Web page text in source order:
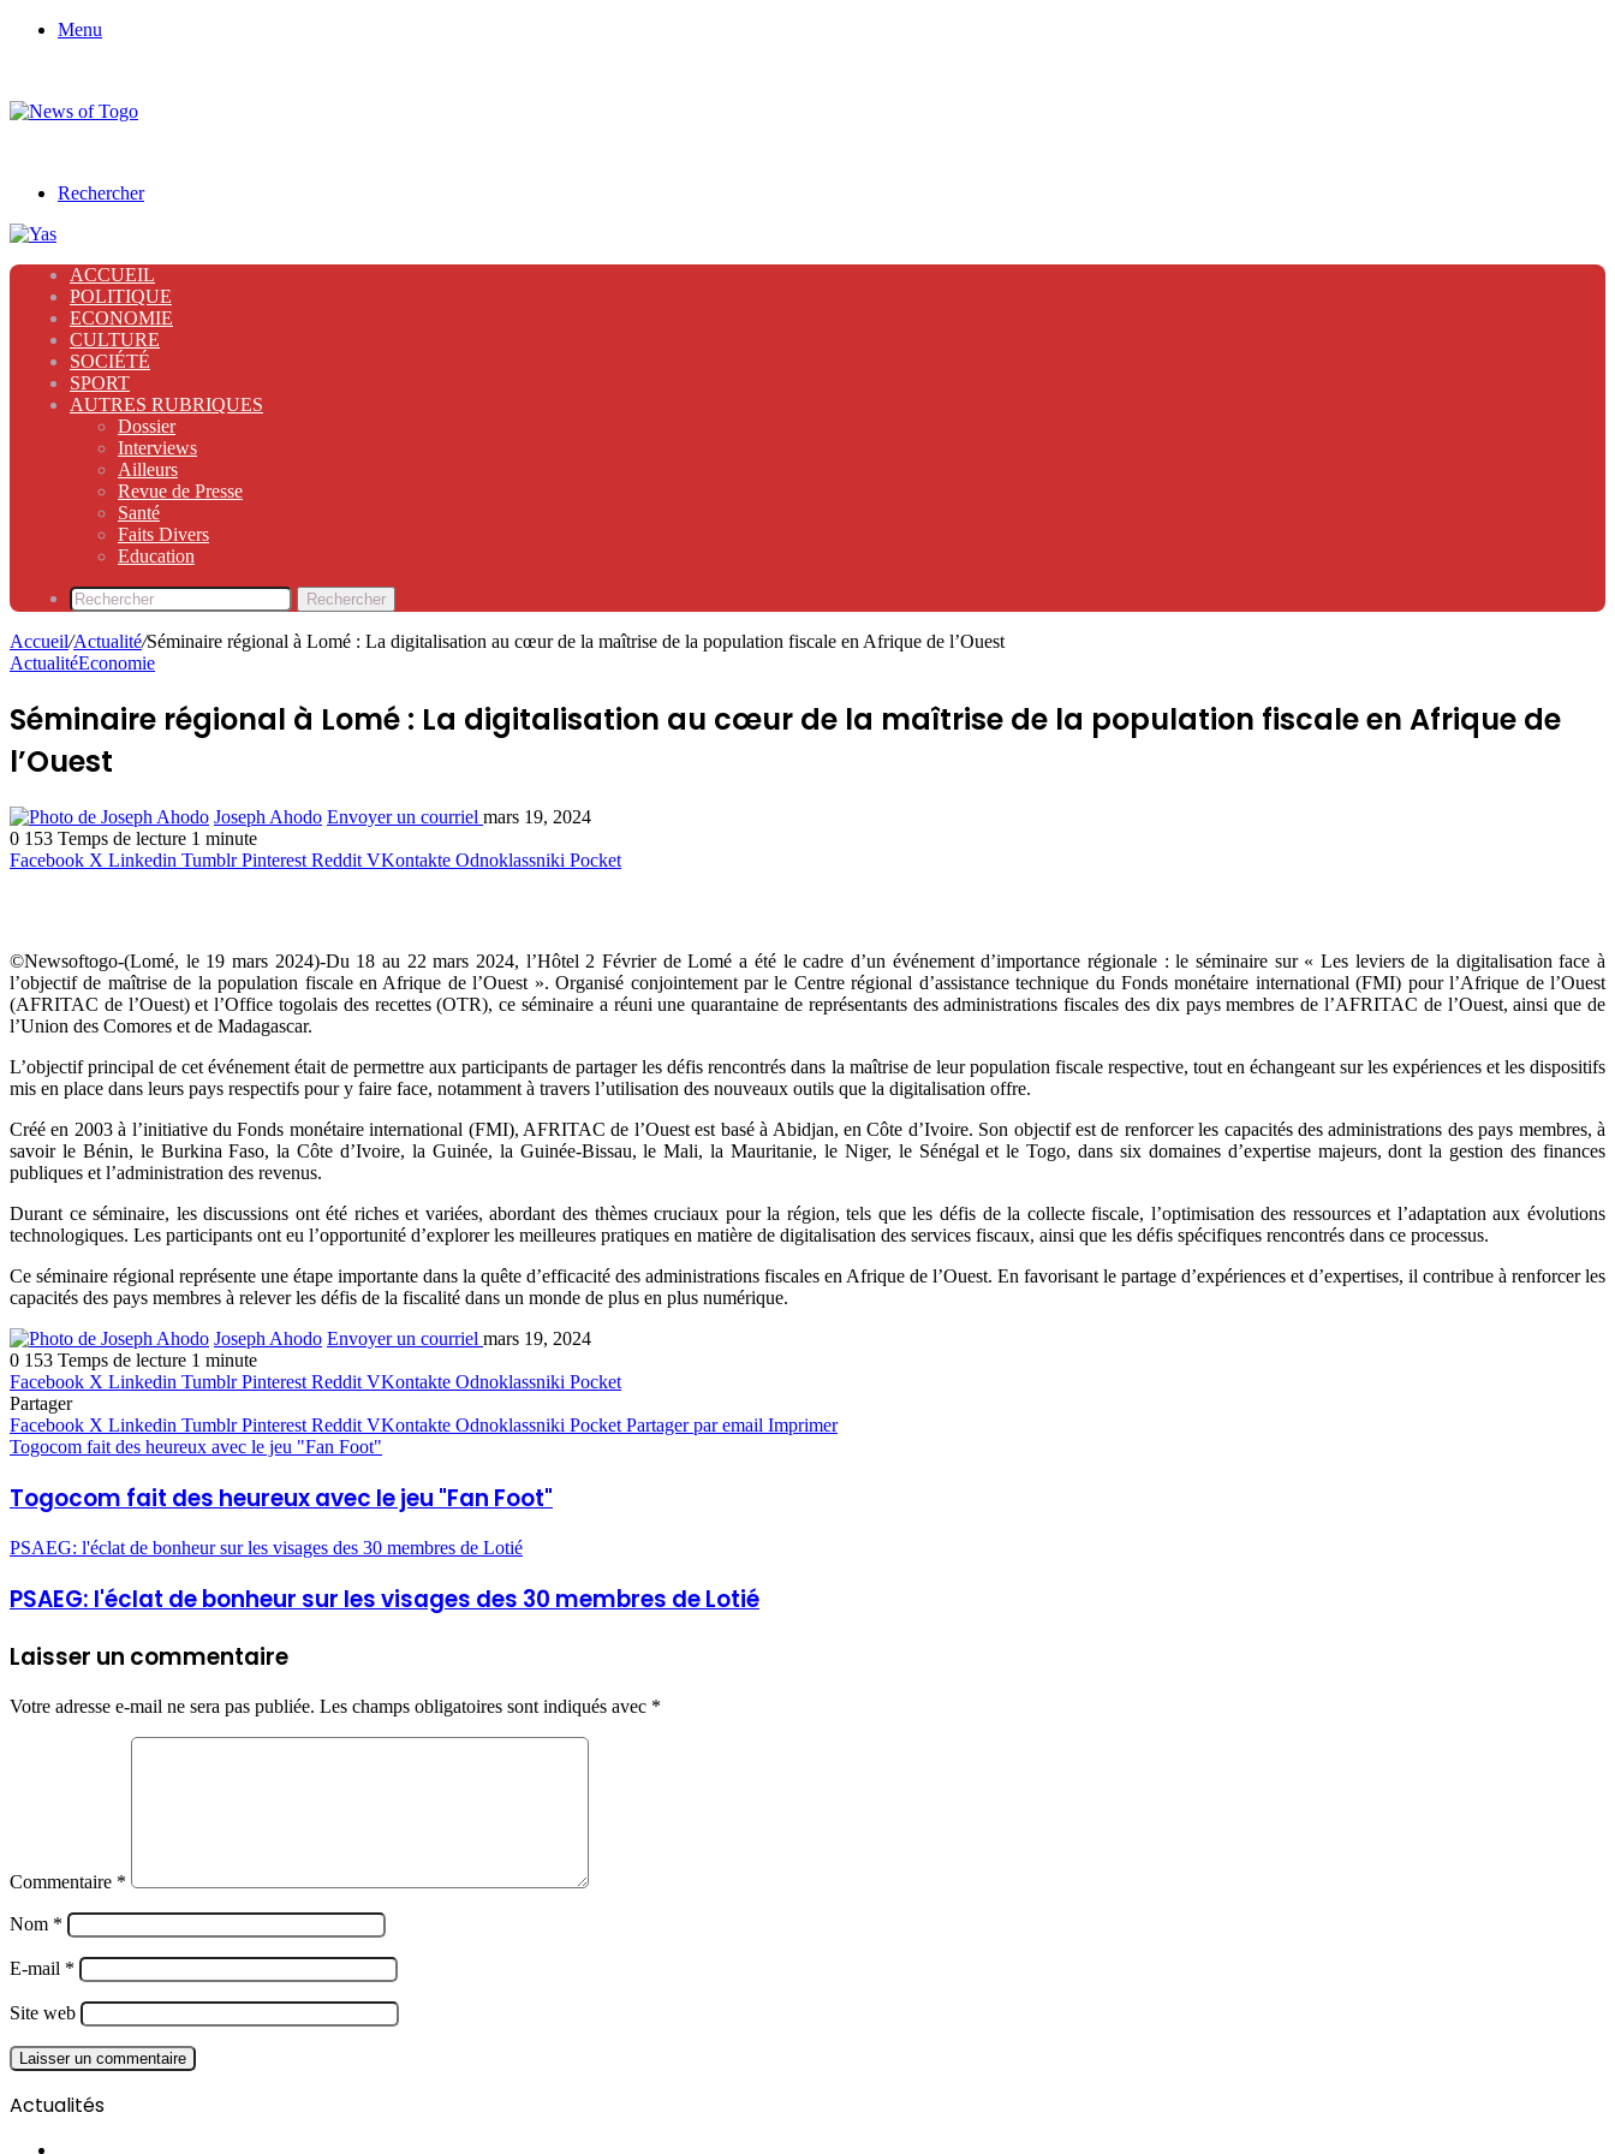
Menu
Rechercher
ACCUEIL
POLITIQUE
ECONOMIE
CULTURE
SOCIÉTÉ
SPORT
AUTRES RUBRIQUES
Dossier
Interviews
Ailleurs
Revue de Presse
Santé
Faits Divers
Education
Rechercher
Accueil/Actualité/Séminaire régional à Lomé : La digitalisation au cœur de la maîtrise de la population fiscale en Afrique de l’Ouest
ActualitéEconomie
Séminaire régional à Lomé : La digitalisation au cœur de la maîtrise de la population fiscale en Afrique de
l’Ouest
Joseph Ahodo Envoyer un courriel mars 19, 2024
0 153 Temps de lecture 1 minute
Facebook X Linkedin Tumblr Pinterest Reddit VKontakte Odnoklassniki Pocket
©Newsoftogo-(Lomé, le 19 mars 2024)-Du 18 au 22 mars 2024, l’Hôtel 2 Février de Lomé a été le cadre d’un événement d’importance régionale : le séminaire sur « Les leviers de la digitalisation face à
l’objectif de maîtrise de la population fiscale en Afrique de l’Ouest ». Organisé conjointement par le Centre régional d’assistance technique du Fonds monétaire international (FMI) pour l’Afrique de l’Ouest
(AFRITAC de l’Ouest) et l’Office togolais des recettes (OTR), ce séminaire a réuni une quarantaine de représentants des administrations fiscales des dix pays membres de l’AFRITAC de l’Ouest, ainsi que de
l’Union des Comores et de Madagascar.
L’objectif principal de cet événement était de permettre aux participants de partager les défis rencontrés dans la maîtrise de leur population fiscale respective, tout en échangeant sur les expériences et les dispositifs
mis en place dans leurs pays respectifs pour y faire face, notamment à travers l’utilisation des nouveaux outils que la digitalisation offre.
Créé en 2003 à l’initiative du Fonds monétaire international (FMI), AFRITAC de l’Ouest est basé à Abidjan, en Côte d’Ivoire. Son objectif est de renforcer les capacités des administrations des pays membres, à
savoir le Bénin, le Burkina Faso, la Côte d’Ivoire, la Guinée, la Guinée-Bissau, le Mali, la Mauritanie, le Niger, le Sénégal et le Togo, dans six domaines d’expertise majeurs, dont la gestion des finances
publiques et l’administration des revenus.
Durant ce séminaire, les discussions ont été riches et variées, abordant des thèmes cruciaux pour la région, tels que les défis de la collecte fiscale, l’optimisation des ressources et l’adaptation aux évolutions
technologiques. Les participants ont eu l’opportunité d’explorer les meilleures pratiques en matière de digitalisation des services fiscaux, ainsi que les défis spécifiques rencontrés dans ce processus.
Ce séminaire régional représente une étape importante dans la quête d’efficacité des administrations fiscales en Afrique de l’Ouest. En favorisant le partage d’expériences et d’expertises, il contribue à renforcer les
capacités des pays membres à relever les défis de la fiscalité dans un monde de plus en plus numérique.
Joseph Ahodo Envoyer un courriel mars 19, 2024
0 153 Temps de lecture 1 minute
Facebook X Linkedin Tumblr Pinterest Reddit VKontakte Odnoklassniki Pocket
Partager
Facebook X Linkedin Tumblr Pinterest Reddit VKontakte Odnoklassniki Pocket Partager par email Imprimer
Togocom fait des heureux avec le jeu "Fan Foot"
Togocom fait des heureux avec le jeu "Fan Foot"
PSAEG: l'éclat de bonheur sur les visages des 30 membres de Lotié
PSAEG: l'éclat de bonheur sur les visages des 30 membres de Lotié
Laisser un commentaire
Votre adresse e-mail ne sera pas publiée. Les champs obligatoires sont indiqués avec *
Commentaire *
Nom *
E-mail *
Site web
Actualités